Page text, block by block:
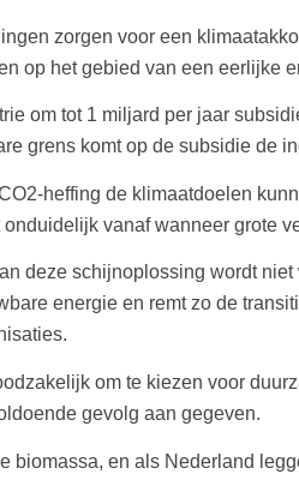
zorgen voor een
op het gebied van een
om tot 1 miljard per jaar
grens komt op de subsidie de
heffing de klimaatdoelen
vanaf wanneer grote
deze schijnoplossing wordt
energie en remt zo de
om te kiezen voor
gevolg aan gegeven.
biomassa, en als Nederland